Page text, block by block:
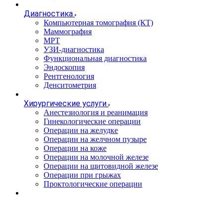
Диагностика
Компьютерная томография (КТ)
Маммография
МРТ
УЗИ-диагностика
Функциональная диагностика
Эндоскопия
Рентгенология
Денситометрия
Хирургические услуги
Анестезиология и реанимация
Гинекологические операции
Операции на желудке
Операции на желчном пузыре
Операции на коже
Операции на молочной железе
Операции на щитовидной железе
Операции при грыжах
Проктологические операции